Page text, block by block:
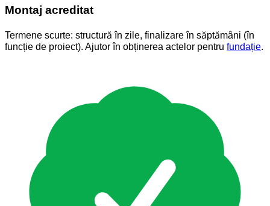
Montaj acreditat
Termene scurte: structură în zile, finalizare în săptămâni (în
funcție de proiect). Ajutor în obținerea actelor pentru fundație.